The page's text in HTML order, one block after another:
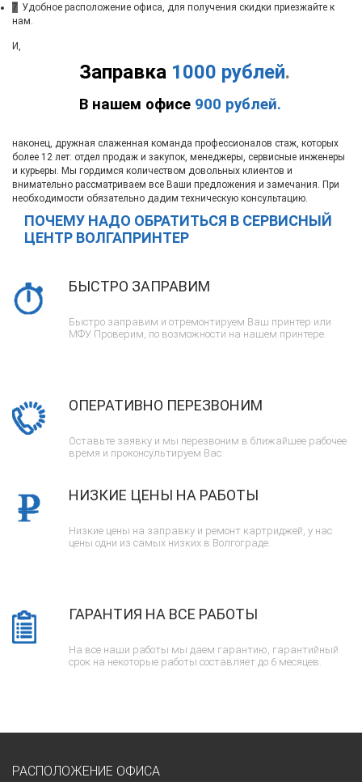
7 Удобное расположение офиса, для получения скидки приезжайте к
нам.
Заправка 1000 рублей.
В нашем офисе 900 рублей.
И,
наконец, дружная слаженная команда профессионалов стаж, которых
более 12 лет: отдел продаж и закупок, менеджеры, сервисные инженеры
и курьеры. Мы гордимся количеством довольных клиентов и
внимательно рассматриваем все Ваши предложения и замечания. При
необходимости обязательно дадим техническую консультацию.
ПОЧЕМУ НАДО ОБРАТИТЬСЯ В СЕРВИСНЫЙ
ЦЕНТР ВОЛГАПРИНТЕР
БЫСТРО ЗАПРАВИМ
Быстро заправим и отремонтируем Ваш принтер или
МФУ. Проверим, по возможности на нашем принтере.
ОПЕРАТИВНО ПЕРЕЗВОНИМ
Оставьте заявку и мы перезвоним в ближайшее рабочее
время и проконсультируем Вас.
НИЗКИЕ ЦЕНЫ НА РАБОТЫ
Низкие цены на заправку и ремонт картриджей, у нас
цены одни из самых низких в Волгограде.
ГАРАНТИЯ НА ВСЕ РАБОТЫ
На все наши работы мы даем гарантию, гарантийный
срок на некоторые работы составляет до 6 месяцев.
РАСПОЛОЖЕНИЕ ОФИСА